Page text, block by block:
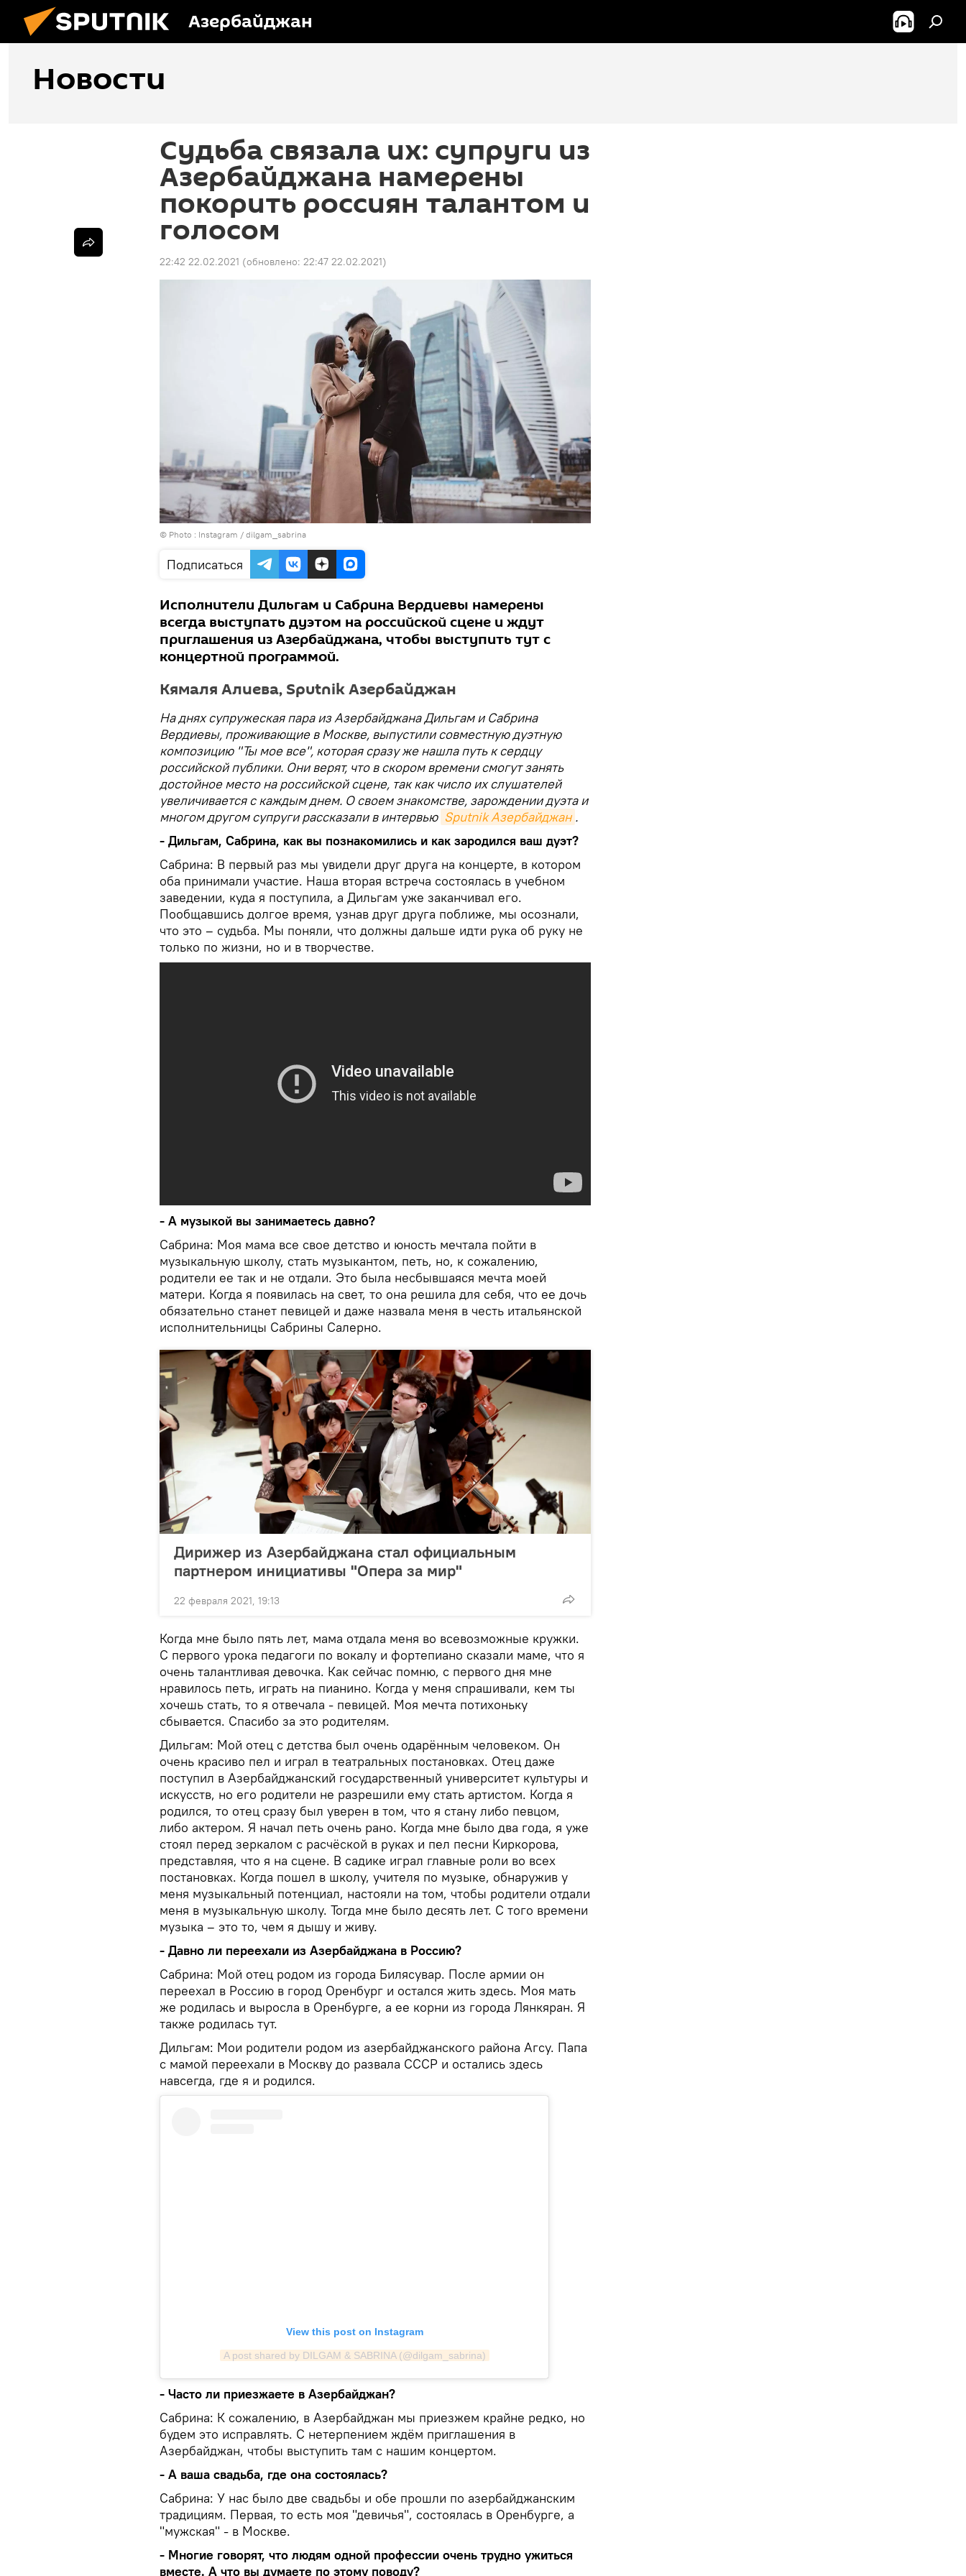
Азербайджан
Новости
Судьба связала их: супруги из
Азербайджана намерены
покорить россиян талантом и
голосом
22:42 22.02.2021 (обновлено: 22:47 22.02.2021)
© Photo : Instagram / dilgam_sabrina
Подписаться
Исполнители Дильгам и Сабрина Вердиевы намерены
всегда выступать дуэтом на российской сцене и ждут
приглашения из Азербайджана, чтобы выступить тут с
концертной программой.
Кямаля Алиева, Sputnik Азербайджан
На днях супружеская пара из Азербайджана Дильгам и Сабрина
Вердиевы, проживающие в Москве, выпустили совместную дуэтную
композицию "Ты мое все", которая сразу же нашла путь к сердцу
российской публики. Они верят, что в скором времени смогут занять
достойное место на российской сцене, так как число их слушателей
увеличивается с каждым днем. О своем знакомстве, зарождении дуэта и
многом другом супруги рассказали в интервью Sputnik Азербайджан .
- Дильгам, Сабрина, как вы познакомились и как зародился ваш дуэт?
Сабрина: В первый раз мы увидели друг друга на концерте, в котором
оба принимали участие. Наша вторая встреча состоялась в учебном
заведении, куда я поступила, а Дильгам уже заканчивал его.
Пообщавшись долгое время, узнав друг друга поближе, мы осознали,
что это – судьба. Мы поняли, что должны дальше идти рука об руку не
только по жизни, но и в творчестве.
- А музыкой вы занимаетесь давно?
Сабрина: Моя мама все свое детство и юность мечтала пойти в
музыкальную школу, стать музыкантом, петь, но, к сожалению,
родители ее так и не отдали. Это была несбывшаяся мечта моей
матери. Когда я появилась на свет, то она решила для себя, что ее дочь
обязательно станет певицей и даже назвала меня в честь итальянской
исполнительницы Сабрины Салерно.
Дирижер из Азербайджана стал официальным
партнером инициативы "Опера за мир"
22 февраля 2021, 19:13
Когда мне было пять лет, мама отдала меня во всевозможные кружки.
С первого урока педагоги по вокалу и фортепиано сказали маме, что я
очень талантливая девочка. Как сейчас помню, с первого дня мне
нравилось петь, играть на пианино. Когда у меня спрашивали, кем ты
хочешь стать, то я отвечала - певицей. Моя мечта потихоньку
сбывается. Спасибо за это родителям.
Дильгам: Мой отец с детства был очень одарённым человеком. Он
очень красиво пел и играл в театральных постановках. Отец даже
поступил в Азербайджанский государственный университет культуры и
искусств, но его родители не разрешили ему стать артистом. Когда я
родился, то отец сразу был уверен в том, что я стану либо певцом,
либо актером. Я начал петь очень рано. Когда мне было два года, я уже
стоял перед зеркалом с расчёской в руках и пел песни Киркорова,
представляя, что я на сцене. В садике играл главные роли во всех
постановках. Когда пошел в школу, учителя по музыке, обнаружив у
меня музыкальный потенциал, настояли на том, чтобы родители отдали
меня в музыкальную школу. Тогда мне было десять лет. С того времени
музыка – это то, чем я дышу и живу.
- Давно ли переехали из Азербайджана в Россию?
Сабрина: Мой отец родом из города Билясувар. После армии он
переехал в Россию в город Оренбург и остался жить здесь. Моя мать
же родилась и выросла в Оренбурге, а ее корни из города Лянкяран. Я
также родилась тут.
Дильгам: Мои родители родом из азербайджанского района Агсу. Папа
с мамой переехали в Москву до развала СССР и остались здесь
навсегда, где я и родился.
View this post on Instagram
A post shared by DILGAM & SABRINA (@dilgam_sabrina)
- Часто ли приезжаете в Азербайджан?
Сабрина: К сожалению, в Азербайджан мы приезжем крайне редко, но
будем это исправлять. С нетерпением ждём приглашения в
Азербайджан, чтобы выступить там с нашим концертом.
- А ваша свадьба, где она состоялась?
Сабрина: У нас было две свадьбы и обе прошли по азербайджанским
традициям. Первая, то есть моя "девичья", состоялась в Оренбурге, а
"мужская" - в Москве.
- Многие говорят, что людям одной профессии очень трудно ужиться
вместе. А что вы думаете по этому поводу?